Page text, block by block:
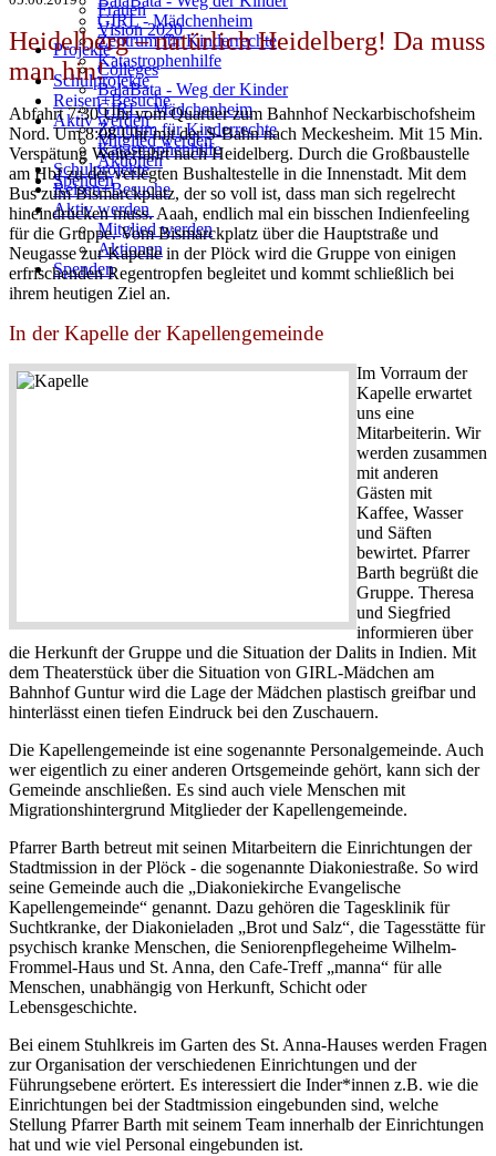
GIRL - Mädchenheim
Zentrum für Kinderrechte
Katastrophenhilfe
Schulprojekte
Reisen+Besuche
Aktiv werden
Mitglied werden
Aktionen
Spenden
Frauen
Vision 2020
Projekte
Colleges
BalaBata - Weg der Kinder
GIRL - Mädchenheim
Zentrum für Kinderrechte
Katastrophenhilfe
Schulprojekte
Reisen+Besuche
Aktiv werden
Mitglied werden
Aktionen
Spenden
Heidelberg – natürlich Heidelberg! Da muss
man hin!
Abfahrt 7:30 Uhr vom Quartier zum Bahnhof Neckarbischofsheim
Nord. Um 8:08 Uhr mit der S-Bahn nach Meckesheim. Mit 15 Min.
Verspätung Weiterfahrt nach Heidelberg. Durch die Großbaustelle
am Hbf zu der verlegten Bushaltestelle in die Innenstadt. Mit dem
Bus zum Bismarckplatz, der so voll ist, dass man sich regelrecht
hineindrücken muss. Aaah, endlich mal ein bisschen Indienfeeling
für die Gruppe. Vom Bismarckplatz über die Hauptstraße und
Neugasse zur Kapelle in der Plöck wird die Gruppe von einigen
erfrischenden Regentropfen begleitet und kommt schließlich bei
ihrem heutigen Ziel an.
In der Kapelle der Kapellengemeinde
Im Vorraum der
Kapelle erwartet
uns eine
Mitarbeiterin. Wir
werden zusammen
mit anderen
Gästen mit
Kaffee, Wasser
und Säften
bewirtet. Pfarrer
Barth begrüßt die
Gruppe. Theresa
und Siegfried
informieren über
die Herkunft der Gruppe und die Situation der Dalits in Indien. Mit
dem Theaterstück über die Situation von GIRL-Mädchen am
Bahnhof Guntur wird die Lage der Mädchen plastisch greifbar und
hinterlässt einen tiefen Eindruck bei den Zuschauern.
Die Kapellengemeinde ist eine sogenannte Personalgemeinde. Auch
wer eigentlich zu einer anderen Ortsgemeinde gehört, kann sich der
Gemeinde anschließen. Es sind auch viele Menschen mit
Migrationshintergrund Mitglieder der Kapellengemeinde.
Pfarrer Barth betreut mit seinen Mitarbeitern die Einrichtungen der
Stadtmission in der Plöck - die sogenannte Diakoniestraße. So wird
seine Gemeinde auch die „Diakoniekirche Evangelische
Kapellengemeinde“ genannt. Dazu gehören die Tagesklinik für
Suchtkranke, der Diakonieladen „Brot und Salz“, die Tagesstätte für
psychisch kranke Menschen, die Seniorenpflegeheime Wilhelm-
Frommel-Haus und St. Anna, den Cafe-Treff „manna“ für alle
Menschen, unabhängig von Herkunft, Schicht oder
Lebensgeschichte.
Bei einem Stuhlkreis im Garten des St. Anna-Hauses werden Fragen
zur Organisation der verschiedenen Einrichtungen und der
Führungsebene erörtert. Es interessiert die Inder*innen z.B. wie die
Einrichtungen bei der Stadtmission eingebunden sind, welche
Stellung Pfarrer Barth mit seinem Team innerhalb der Einrichtungen
hat und wie viel Personal eingebunden ist.